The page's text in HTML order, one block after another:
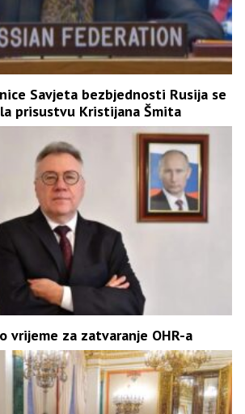
Savjeta bezbjednosti Rusija se
prisustvu Kristijana Šmita
vrijeme za zatvaranje OHR-a